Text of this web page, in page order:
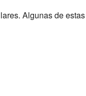
Algunas de estas